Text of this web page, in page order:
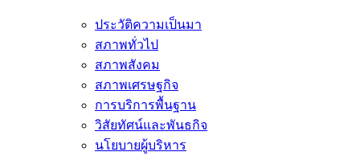
ประวัติความเป็นมา
สภาพทั่วไป
สภาพสังคม
สภาพเศรษฐกิจ
การบริการพื้นฐาน
วิสัยทัศน์และพันธกิจ
นโยบายผู้บริหาร